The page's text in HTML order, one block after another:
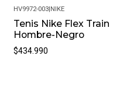
HV9972-003|NIKE
Tenis Nike Flex Train
Hombre-Negro
$434.990